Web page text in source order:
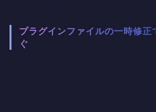
プラグインファイルの一時修正
ぐ